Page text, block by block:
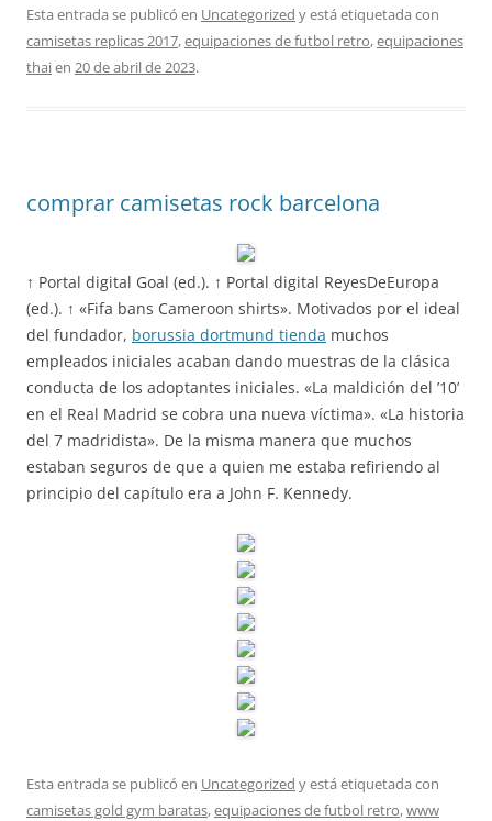
Esta entrada se publicó en Uncategorized y está etiquetada con
camisetas replicas 2017,equipaciones de futbol retro,equipaciones
thaien 20 de abril de 2023.
comprar camisetas rock barcelona
↑ Portal digital Goal (ed.). ↑ Portal digital ReyesDeEuropa
(ed.). ↑ «Fifa bans Cameroon shirts». Motivados por el ideal
del fundador, borussia dortmund tienda muchos
empleados iniciales acaban dando muestras de la clásica
conducta de los adoptantes iniciales. «La maldición del ’10’
en el Real Madrid se cobra una nueva víctima». «La historia
del 7 madridista». De la misma manera que muchos
estaban seguros de que a quien me estaba refiriendo al
principio del capítulo era a John F. Kennedy.
Esta entrada se publicó en Uncategorized y está etiquetada con
camisetas gold gym baratas,equipaciones de futbol retro,www